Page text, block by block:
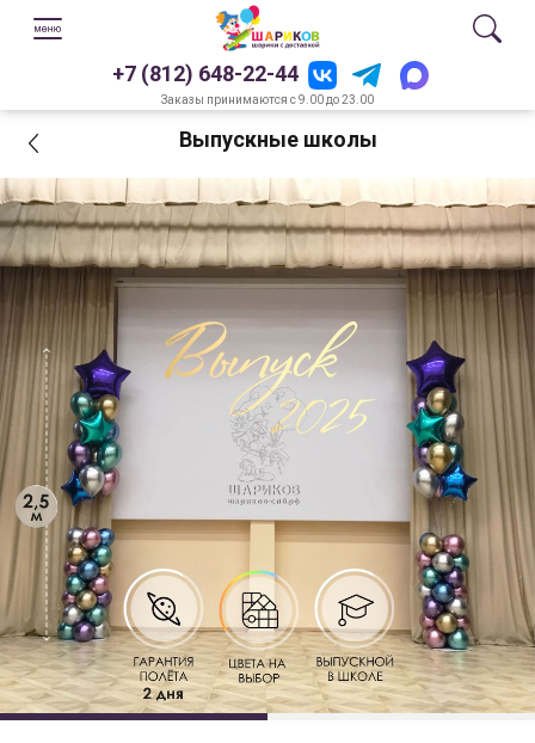
+7 (812) 648-22-44
Заказы принимаются с 9.00 до 23.00
Выпускные школы